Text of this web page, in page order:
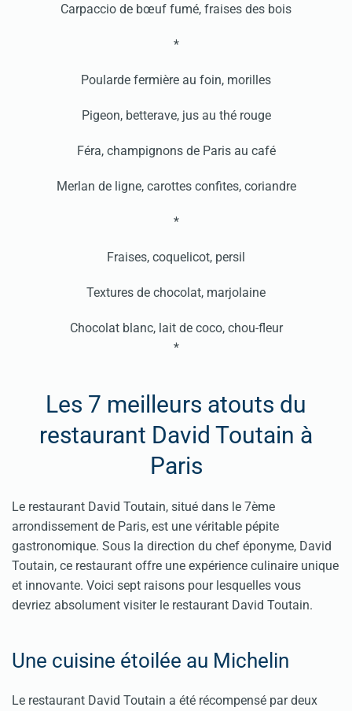
Carpaccio de bœuf fumé, fraises des bois
*
Poularde fermière au foin, morilles
Pigeon, betterave, jus au thé rouge
Féra, champignons de Paris au café
Merlan de ligne, carottes confites, coriandre
*
Fraises, coquelicot, persil
Textures de chocolat, marjolaine
Chocolat blanc, lait de coco, chou-fleur
*
Les 7 meilleurs atouts du
restaurant David Toutain à
Paris
Le restaurant David Toutain, situé dans le 7ème
arrondissement de Paris, est une véritable pépite
gastronomique. Sous la direction du chef éponyme, David
Toutain, ce restaurant offre une expérience culinaire unique
et innovante. Voici sept raisons pour lesquelles vous
devriez absolument visiter le restaurant David Toutain.
Une cuisine étoilée au Michelin
Le restaurant David Toutain a été récompensé par deux